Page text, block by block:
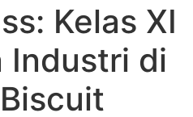
Kelas XI
Industri di